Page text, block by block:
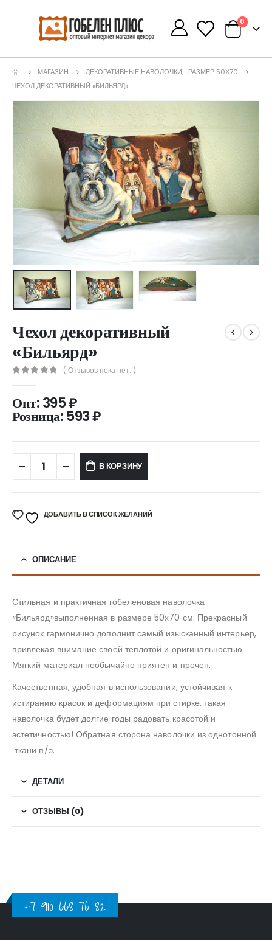
0 0
МАГАЗИН ДЕКОРАТИВНЫЕ НАВОЛОЧКИ, РАЗМЕР 50Х70
ЧЕХОЛ ДЕКОРАТИВНЫЙ «БИЛЬЯРД»
Чехол декоративный
«Бильярд»
( Отзывов пока нет. )
Опт:395₽
Розница:593₽
В КОРЗИНУ
ДОБАВИТЬ В СПИСОК ЖЕЛАНИЙ
ОПИСАНИЕ
Стильная и практичная гобеленовая наволочка
«Бильярд»выполненная в размере 50х70 см. Прекрасный
рисунок гармонично дополнит самый изысканный интерьер,
привлекая внимание своей теплотой и оригинальностью.
Мягкий материал необычайно приятен и прочен.
Качественная, удобная в использовании, устойчивая к
истиранию красок и деформациям при стирке, такая
наволочка будет долгие годы радовать красотой и
эстетичностью! Обратная сторона наволочки из однотонной
ткани п/э.
ДЕТАЛИ
ОТЗЫВЫ (0)
+7 910 668 76 82